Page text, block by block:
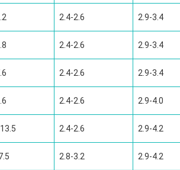
2.4-2.6 2.9-3.4
2.4-2.6 2.9-3.4
2.4-2.6 2.9-3.4
2.4-2.6 2.9-4.0
2.4-2.6 2.9-4.2
2.8-3.2 2.9-4.2